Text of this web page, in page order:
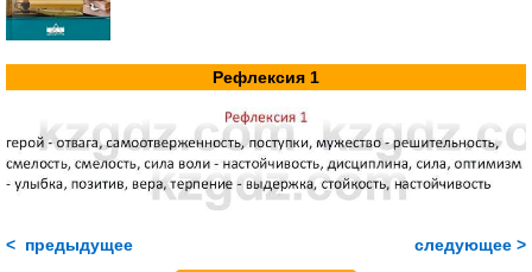
Рефлексия 1
< предыдущее следующее >